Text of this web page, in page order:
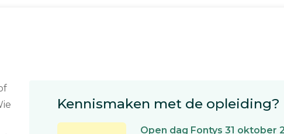
Kennismaken met de opleiding?
Open dag Fontys 31 oktober